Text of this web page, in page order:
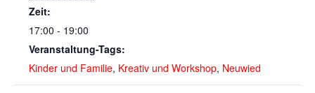
Zeit:
17:00 - 19:00
Veranstaltung-Tags:
Kinder und Familie, Kreativ und Workshop, Neuwied